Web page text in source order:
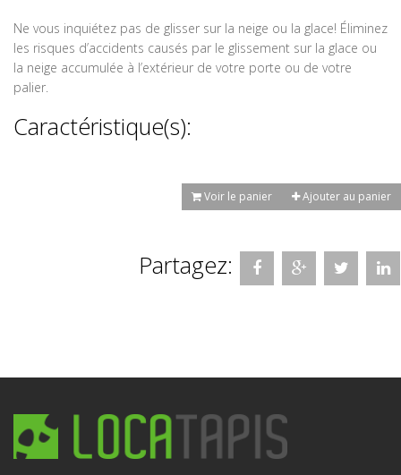
Ne vous inquiétez pas de glisser sur la neige ou la glace! Éliminez
les risques d’accidents causés par le glissement sur la glace ou
la neige accumulée à l’extérieur de votre porte ou de votre
palier.
Caractéristique(s):
Ajouter au panier
Voir le panier
Partagez: